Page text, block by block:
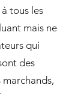
tous les
mais ne
qui
des
marchands,